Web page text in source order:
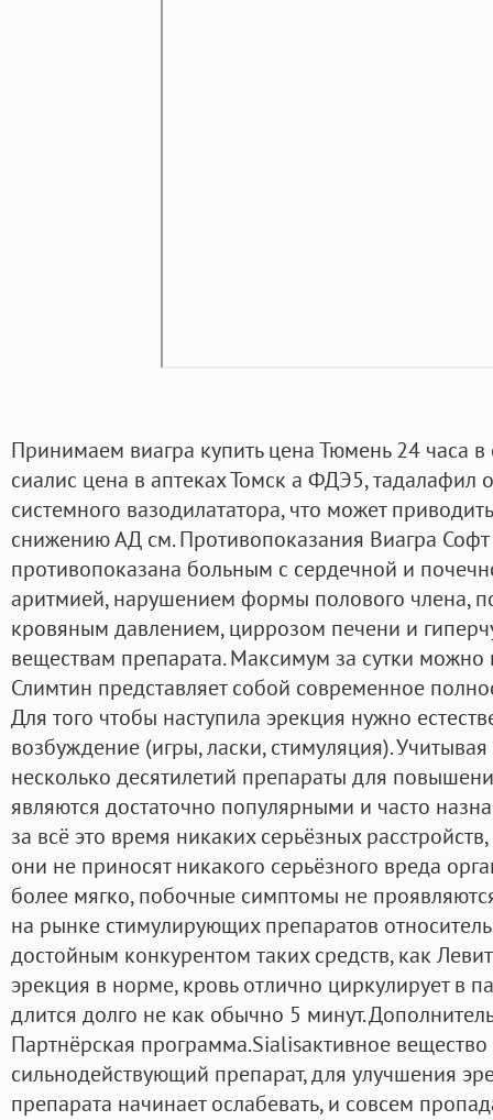
Принимаем виагра купить цена Тюмень 24 часа
сиалис цена в аптеках Томск а ФДЭ5, тадалафил
системного вазодилататора, что может
снижению АД см. Противопоказания Виагра Софт
противопоказана больным с сердечной и
аритмией, нарушением формы полового члена,
кровяным давлением, циррозом печени и
веществам препарата. Максимум за сутки можно
Слимтин представляет собой современное
Для того чтобы наступила эрекция нужно
возбуждение (игры, ласки, стимуляция).
несколько десятилетий препараты для
являются достаточно популярными и часто
за всё это время никаких серьёзных
они не приносят никакого серьёзного вреда
более мягко, побочные симптомы не
на рынке стимулирующих препаратов
достойным конкурентом таких средств, как
эрекция в норме, кровь отлично циркулирует в
длится долго не как обычно 5 минут.
Партнёрская программа.Sialisактивное
сильнодействующий препарат, для улучшения
препарата начинает ослабевать, и совсем